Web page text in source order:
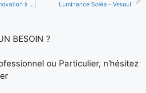
Dumont Habitat et Rénovation à Noidans Les Vesoul Luminance Soléa – Vesoul
BESOIN ?
ou Particulier, n’hésitez